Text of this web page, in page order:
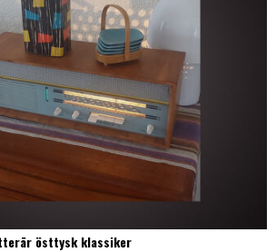
östtysk klassiker